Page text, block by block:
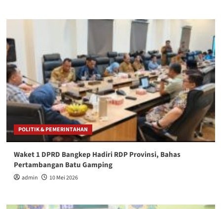
POLITIK & PEMERINTAHAN
Waket 1 DPRD Bangkep Hadiri RDP Provinsi, Bahas
Pertambangan Batu Gamping
admin 10 Mei 2026